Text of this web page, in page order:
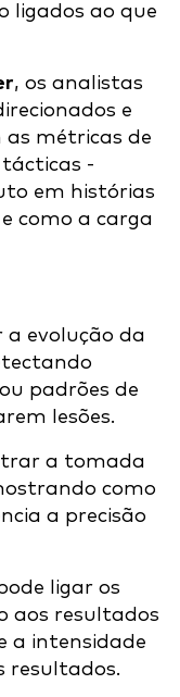
ligados ao que
, os analistas
e
as métricas de
-
em histórias
como a carga
a evolução da
padrões de
lesões.
a tomada
como
a precisão
ligar os
aos resultados
a intensidade
resultados.